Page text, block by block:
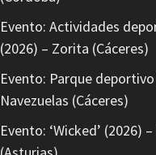
Evento: Actividades
(2026) – Zorita (Cáceres)
Evento: Parque
Navezuelas (Cáceres)
Evento: ‘Wicked’ (2026)